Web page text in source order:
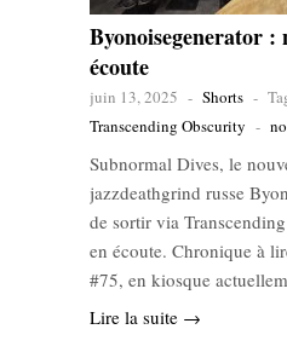
Byonoisegenerator :
écoute
juin 13, 2025 - Shorts -
Transcending Obscurity -
Subnormal Dives, le
jazzdeathgrind russe
de sortir via
en écoute. Chronique à
#75, en kiosque
Lire la suite →